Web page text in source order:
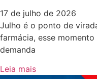
17 de julho de 2026
Julho é o ponto de
farmácia, esse
demanda
Leia mais